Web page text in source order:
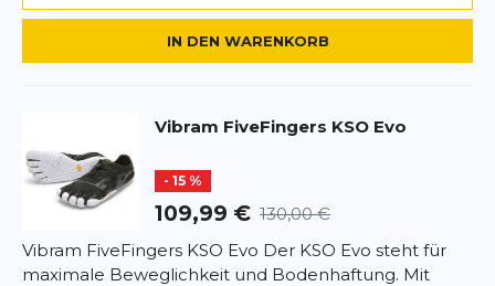
BEWERTUNG HINZUFÜGEN
DatenschutzbestimmungenundNutzungsbedingungenvon
Google.
IN DEN WARENKORB
Vibram FiveFingers KSO Evo
- 15 %
109,99 € 130,00 €
Vibram FiveFingers KSO Evo Der KSO Evo steht für
maximale Beweglichkeit und Bodenhaftung. Mit